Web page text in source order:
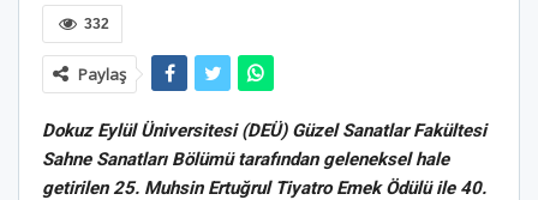
332
Paylaş
Dokuz Eylül Üniversitesi (DEÜ) Güzel Sanatlar Fakültesi
Sahne Sanatları Bölümü tarafından geleneksel hale
getirilen 25. Muhsin Ertuğrul Tiyatro Emek Ödülü ile 40.